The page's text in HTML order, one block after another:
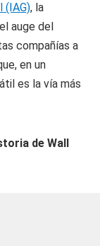
(IAG), la
auge del
compañías a
en un
es la vía más
de Wall